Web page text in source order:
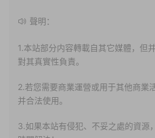
聲明：
1.本站部分内容轉載自其它媒體，但
對其真實性負責。
2.若您需要商業運營或用于其他商業
并合法使用。
3.如果本站有侵犯、不妥之處的資源